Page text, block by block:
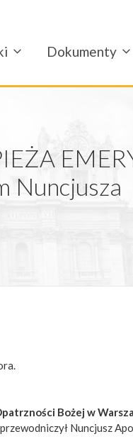
Dokumenty
Nuncjusza
Bożej w
Nuncjusz